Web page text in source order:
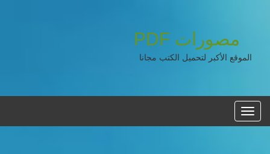
مصورات PDF
الموقع الأكبر لتحميل الكتب مجانا
القائمه
الرئيسية